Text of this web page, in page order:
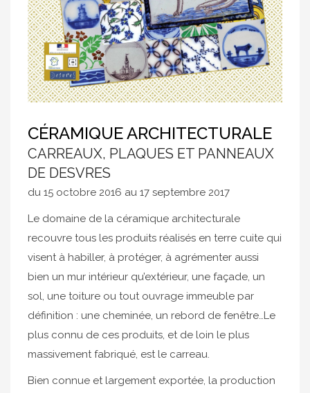
CÉRAMIQUE ARCHITECTURALE
CARREAUX, PLAQUES ET PANNEAUX
DE DESVRES
du 15 octobre 2016 au 17 septembre 2017
Le domaine de la céramique architecturale
recouvre tous les produits réalisés en terre cuite qui
visent à habiller, à protéger, à agrémenter aussi
bien un mur intérieur qu’extérieur, une façade, un
sol, une toiture ou tout ouvrage immeuble par
définition : une cheminée, un rebord de fenêtre…Le
plus connu de ces produits, et de loin le plus
massivement fabriqué, est le carreau.
Bien connue et largement exportée, la production